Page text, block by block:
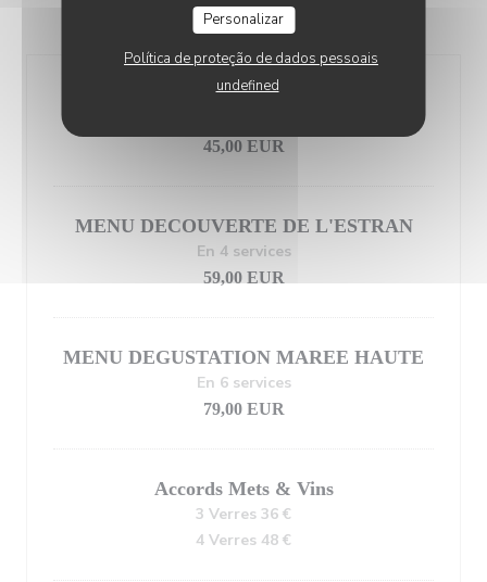
Personalizar
Política de proteção de dados pessoais
undefined
pourrons nous y adapter.
MENU MIDI
45,00 EUR
MENU DECOUVERTE DE L'ESTRAN
En 4 services
59,00 EUR
MENU DEGUSTATION MAREE HAUTE
En 6 services
79,00 EUR
Accords Mets & Vins
3 Verres 36 €
4 Verres 48 €